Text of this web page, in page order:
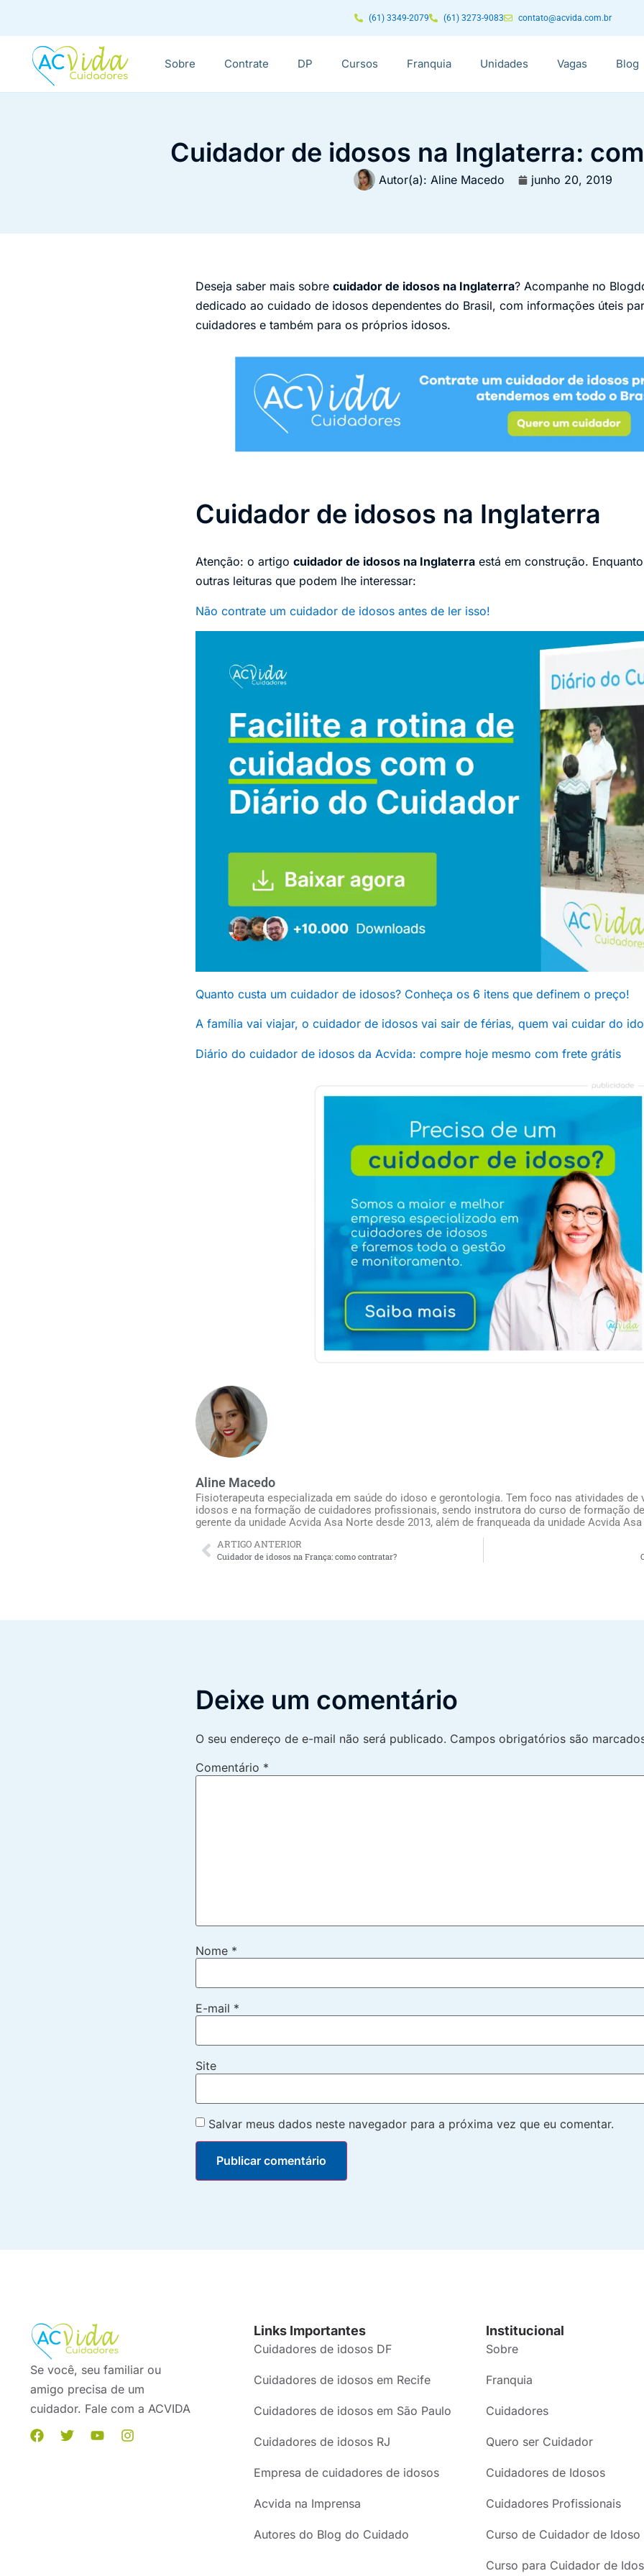
(61) 3349-2079 (61) 3273-9083 contato@acvida.com.br
Sobre Contrate DP Cursos Franquia Unidades Vagas Blog
Cuidador de idosos na Inglaterra:
Autor(a): Aline Macedo junho 20, 2019
Deseja saber mais sobre cuidador de idosos na Inglaterra? Acompanhe no
dedicado ao cuidado de idosos dependentes do Brasil, com informações úteis
cuidadores e também para os próprios idosos.
Cuidador de idosos na Inglaterra
Atenção: o artigo cuidador de idosos na Inglaterra está em construção.
outras leituras que podem lhe interessar:
Não contrate um cuidador de idosos antes de ler isso!
Quanto custa um cuidador de idosos? Conheça os 6 itens que definem o preço!
A família vai viajar, o cuidador de idosos vai sair de férias, quem vai cuidar do
Diário do cuidador de idosos da Acvida: compre hoje mesmo com frete grátis
Aline Macedo
Fisioterapeuta especializada em saúde do idoso e gerontologia. Tem foco nas atividades de
idosos e na formação de cuidadores profissionais, sendo instrutora do curso de formação
gerente da unidade Acvida Asa Norte desde 2013, além de franqueada da unidade Acvida
ARTIGO ANTERIOR
Cuidador de idosos na França: como contratar?
Deixe um comentário
O seu endereço de e-mail não será publicado. Campos obrigatórios são
Comentário *
Nome *
E-mail *
Site
Salvar meus dados neste navegador para a próxima vez que eu comentar.
Se você, seu familiar ou
amigo precisa de um
cuidador. Fale com a ACVIDA
Links Importantes
Cuidadores de idosos DF
Cuidadores de idosos em Recife
Cuidadores de idosos em São Paulo
Cuidadores de idosos RJ
Empresa de cuidadores de idosos
Acvida na Imprensa
Autores do Blog do Cuidado
Institucional
Sobre
Franquia
Cuidadores
Quero ser Cuidador
Cuidadores de Idosos
Cuidadores Profissionais
Curso de Cuidador de Idoso
Curso para Cuidador de